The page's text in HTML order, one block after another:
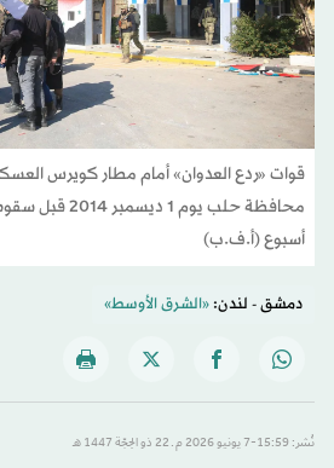
قوات «ردع العدوان» أمام مطار كويرس
محافظة حلب يوم 1
أسبوع (أ.ف.ب)
دمشق - لندن:«الشرق الأوسط»
نُشر: 15:59-7 يونيو 2026 م ـ 22 ذو الحِجّة 1447 هـ